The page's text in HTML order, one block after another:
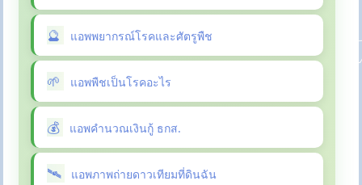
แอพพยากรณ์โรคและศัตรูพืช
แอพพืชเป็นโรคอะไร
แอพคำนวณเงินกู้ ธกส.
แอพภาพถ่ายดาวเทียมที่ดินฉัน